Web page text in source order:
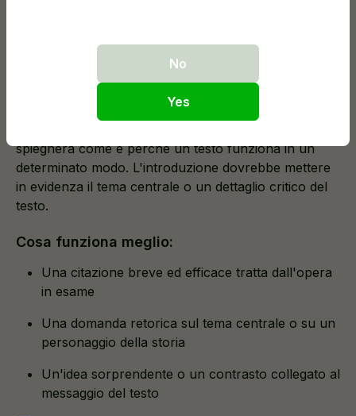
Una buona introduzione per un'analisi
letteraria guida il lettore verso il testo e dimostra che
spiegherà come e perché un testo funziona in un
determinato modo. L'introduzione dovrebbe mettere
in evidenza il tema centrale o un dettaglio critico del
testo.
Cosa funziona meglio:
Una citazione breve ed efficace tratta dall'opera
in esame
Una domanda retorica sul tema centrale o su un
personaggio della storia
Un'idea sorprendente o un contrasto collegato al
messaggio del testo
No
Yes